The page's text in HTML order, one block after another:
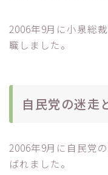
2006年9月に小泉総
職しました。
自民党の迷走
2006年9月に自民党
ばれました。